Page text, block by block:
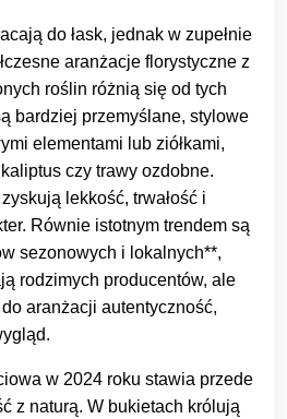
do łask, jednak w zupełnie
aranżacje florystyczne z
roślin różnią się od tych
bardziej przemyślane, stylowe
elementami lub ziółkami,
czy trawy ozdobne.
lekkość, trwałość i
Równie istotnym trendem są
sezonowych i lokalnych**,
rodzimych producentów, ale
aranżacji autentyczność,
w 2024 roku stawia przede
z naturą. W bukietach królują